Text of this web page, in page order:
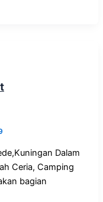
Dalam
Ceria, Camping
bagian